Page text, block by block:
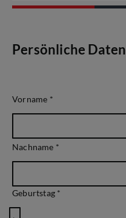
Persönliche Daten
Vorname *
Nachname *
Geburtstag *